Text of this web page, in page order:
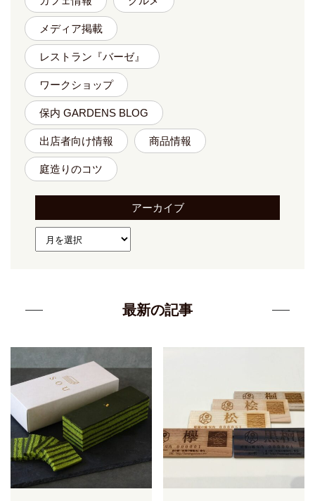
メディア掲載
レストラン『バーゼ』
ワークショップ
保内 GARDENS BLOG
出店者向け情報 商品情報
庭造りのコツ
アーカイブ
最新の記事